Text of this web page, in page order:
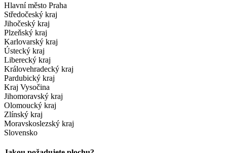
Hlavní město Praha
Středočeský kraj
Jihočeský kraj
Plzeňský kraj
Karlovarský kraj
Ústecký kraj
Liberecký kraj
Královehradecký kraj
Pardubický kraj
Kraj Vysočina
Jihomoravský kraj
Olomoucký kraj
Zlínský kraj
Moravskoslezský kraj
Slovensko